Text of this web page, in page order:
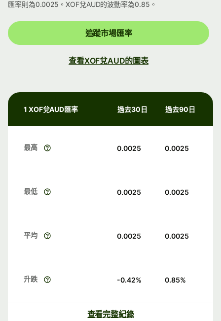
匯率則為0.0025。XOF兌AUD的波動率為0.85。
追蹤市場匯率
查看XOF兌AUD的圖表
1 XOF兌AUD匯率 過去30日 過去90日
最高 0.0025 0.0025
最低 0.0025 0.0025
平均 0.0025 0.0025
升跌 -0.42% 0.85%
查看完整紀錄